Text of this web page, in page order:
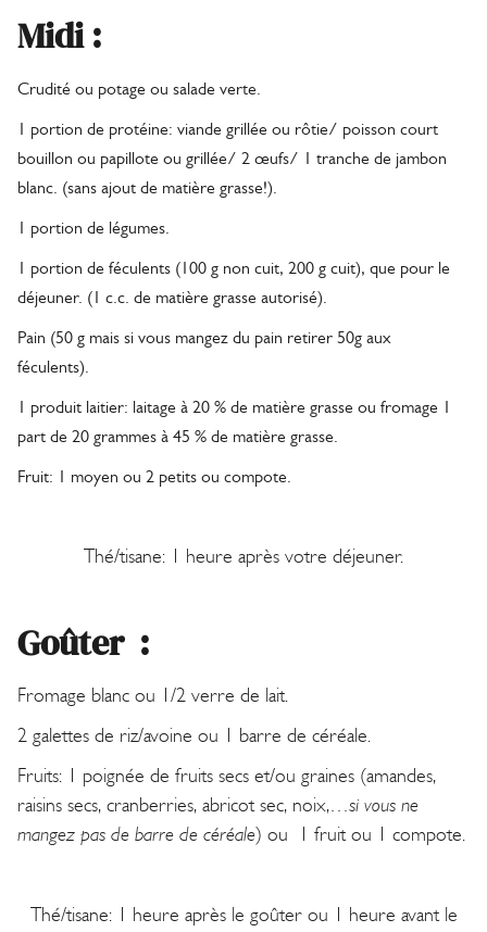
Midi :
Crudité ou potage ou salade verte.
1 portion de protéine: viande grillée ou rôtie/ poisson court
bouillon ou papillote ou grillée/ 2 œufs/ 1 tranche de jambon
blanc. (sans ajout de matière grasse!).
1 portion de légumes.
1 portion de féculents (100 g non cuit, 200 g cuit), que pour le
déjeuner. (1 c.c. de matière grasse autorisé).
Pain (50 g mais si vous mangez du pain retirer 50g aux
féculents).
1 produit laitier: laitage à 20 % de matière grasse ou fromage 1
part de 20 grammes à 45 % de matière grasse.
Fruit: 1 moyen ou 2 petits ou compote.
Thé/tisane: 1 heure après votre déjeuner.
Goûter :
Fromage blanc ou 1/2 verre de lait.
2 galettes de riz/avoine ou 1 barre de céréale.
Fruits: 1 poignée de fruits secs et/ou graines (amandes,
raisins secs, cranberries, abricot sec, noix,…si vous ne
mangez pas de barre de céréale) ou 1 fruit ou 1 compote.
Thé/tisane: 1 heure après le goûter ou 1 heure avant le